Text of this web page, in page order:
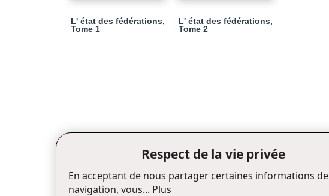
L' état des fédérations,
Tome 1
L' état des fédérations,
Tome 2
Respect de la vie privée
En acceptant de nous partager certaines informations de
navigation, vous... Plus